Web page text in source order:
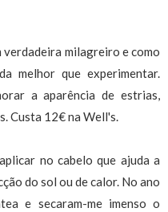
milagreiro e como
melhor que experimentar.
a aparência de estrias,
Custa 12€ na Well's.
no cabelo que ajuda a
do sol ou de calor. No ano
e secaram-me imenso o